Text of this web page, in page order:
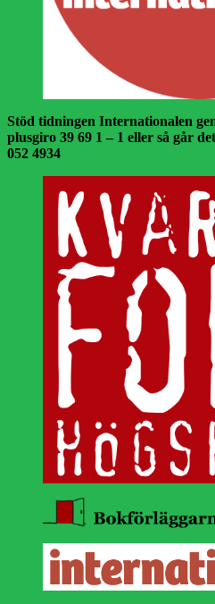
Stöd tidningen Internationalen
plusgiro 39 69 1 – 1 eller så går
052 4934